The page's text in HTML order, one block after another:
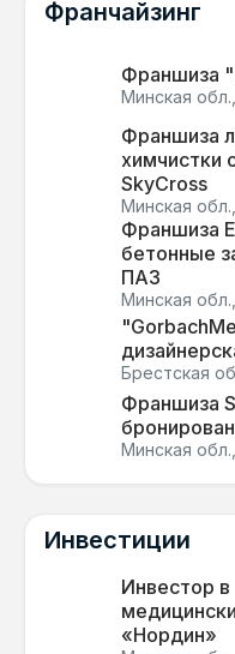
Франчайзинг
Франшиза
Минская
Франшиза
химчистки
SkyCross
Минская
Франшиза
бетонные
ПАЗ
Минская
Брестская
Франшиза
Минская
Инвестиции
Инвестор в
«Нордин»